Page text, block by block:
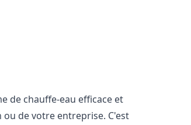
de chauffe-eau efficace et
de votre entreprise. C'est